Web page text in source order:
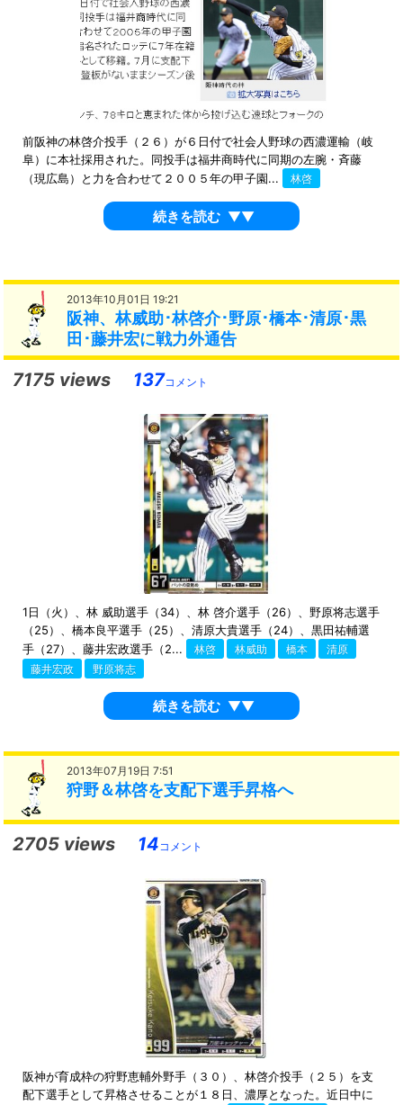
前阪神の林啓介投手（２６）が６日付で社会人野球の西濃運輸（岐
阜）に本社採用された。同投手は福井商時代に同期の左腕・斉藤
（現広島）と力を合わせて２００５年の甲子園...
林啓
続きを読む ▼▼
2013年10月01日 19:21
阪神、林威助･林啓介･野原･橋本･清原･黒
田･藤井宏に戦力外通告
7175 views 137コメント
1日（火）、林 威助選手（34）、林 啓介選手（26）、野原将志選手
（25）、橋本良平選手（25）、清原大貴選手（24）、黒田祐輔選
手（27）、藤井宏政選手（2...
林啓 林威助 橋本
清原
藤井宏政
野原将志
続きを読む ▼▼
2013年07月19日 7:51
狩野＆林啓を支配下選手昇格へ
2705 views 14コメント
阪神が育成枠の狩野恵輔外野手（３０）、林啓介投手（２５）を支
配下選手として昇格させることが１８日、濃厚となった。近日中に